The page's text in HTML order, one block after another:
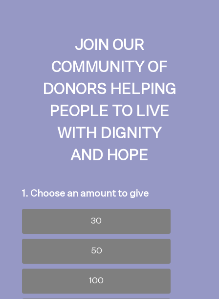
JOIN OUR
COMMUNITY OF
DONORS HELPING
PEOPLE TO LIVE
WITH DIGNITY
AND HOPE
1. Choose an amount to give
30
50
100